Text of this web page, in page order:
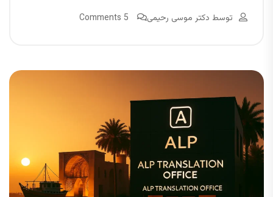
توسط دکتر موسی رحیمی 5 Comments